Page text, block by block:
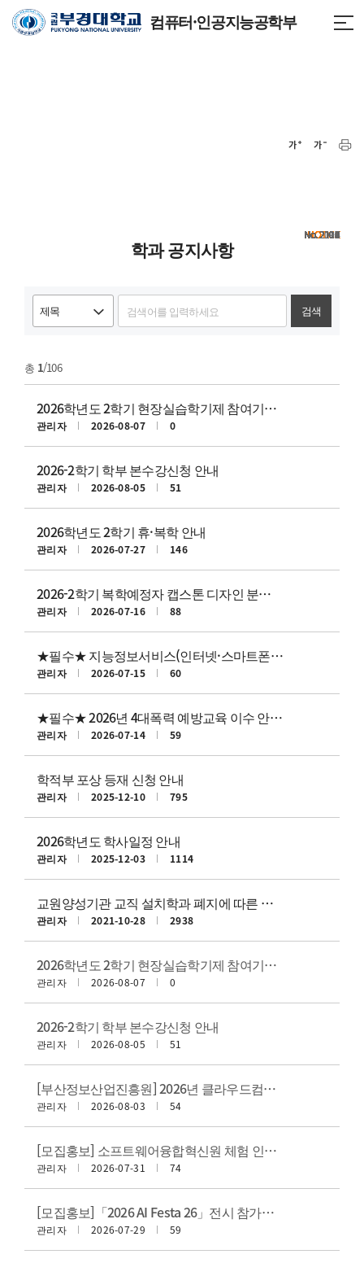
컴퓨터·인공지능공학부
학과 공지사항
검색
총 1/106
NOTICE
2026학년도 2학기 현장실습학기제 참여기업(기관) 안내
관리자 2026-08-07 0
NOTICE
2026-2학기 학부 본수강신청 안내
관리자 2026-08-05 51
NOTICE
2026학년도 2학기 휴·복학 안내
관리자 2026-07-27 146
NOTICE
2026-2학기 복학예정자 캡스톤 디자인 분반 안내
관리자 2026-07-16 88
NOTICE
★필수★ 지능정보서비스(인터넷·스마트폰) 과의존 예방교육 이수 안내
관리자 2026-07-15 60
NOTICE
★필수★ 2026년 4대폭력 예방교육 이수 안내(~9/30)
관리자 2026-07-14 59
NOTICE
학적부 포상 등재 신청 안내
관리자 2025-12-10 795
NOTICE
2026학년도 학사일정 안내
관리자 2025-12-03 1114
NOTICE
교원양성기관 교직 설치학과 폐지에 따른 안내
관리자 2021-10-28 2938
2118
2026학년도 2학기 현장실습학기제 참여기업(기관) 안내
관리자 2026-08-07 0
2117
2026-2학기 학부 본수강신청 안내
관리자 2026-08-05 51
2116
[부산정보산업진흥원] 2026년 클라우드컴퓨팅 부트캠프 참가자 모집
관리자 2026-08-03 54
2115
[모집홍보] 소프트웨어융합혁신원 체험 인턴십 모집(상시)
관리자 2026-07-31 74
2114
[모집홍보]「2026 AI Festa 26」전시 참가팀 모집(~8/20(목))
관리자 2026-07-29 59
2113
2112
2111
2110
2109
2108
2107
2106
2105
2104
2103
2102
2101
2100
2099